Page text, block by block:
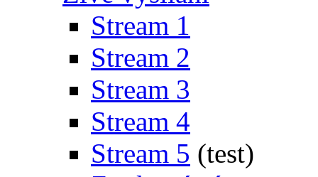
Stream 1
Stream 2
Stream 3
Stream 4
Stream 5 (test)